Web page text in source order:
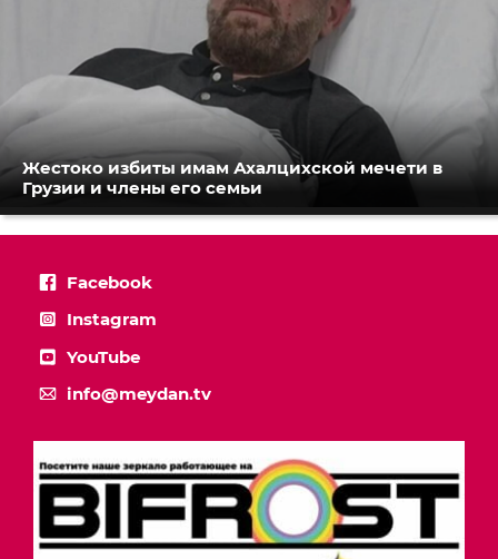
Жестоко избиты имам Ахалцихской мечети в
Грузии и члены его семьи
Facebook
Instagram
YouTube
info@meydan.tv